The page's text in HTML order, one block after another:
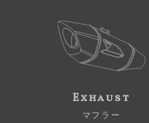
Exhaust
マフラー